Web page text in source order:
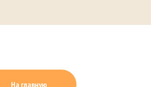
На главную